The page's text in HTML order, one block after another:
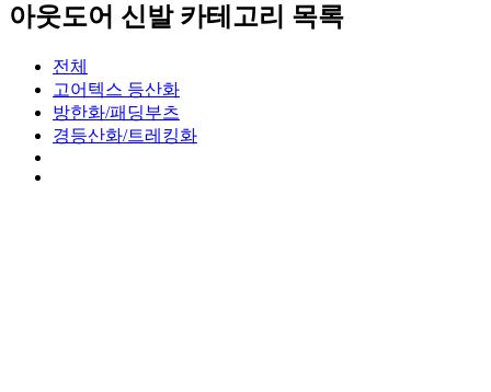
아웃도어 신발 카테고리 목록
전체
고어텍스 등산화
방한화/패딩부츠
경등산화/트레킹화